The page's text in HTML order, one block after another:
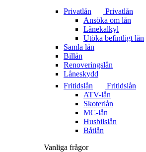
Privatlån
Privatlån
Ansöka om lån
Lånekalkyl
Utöka befintligt lån
Samla lån
Billån
Renoveringslån
Låneskydd
Fritidslån
Fritidslån
ATV-lån
Skoterlån
MC-lån
Husbilslån
Båtlån
Vanliga frågor